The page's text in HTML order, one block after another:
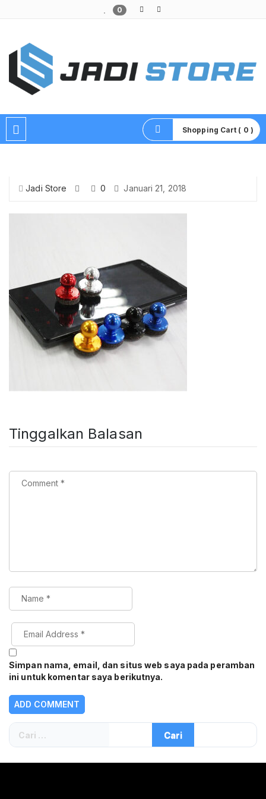
0
Shopping Cart ( 0 )
Jadi Store 0 Januari 21, 2018
Tinggalkan Balasan
Simpan nama, email, dan situs web saya pada peramban
ini untuk komentar saya berikutnya.
Cari
untuk: